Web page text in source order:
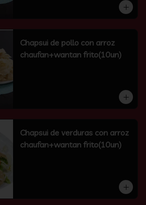
Chapsui de pollo con arroz
chaufan+wantan frito(10un)
Chapsui de verduras con arroz
chaufan+wantan frito(10un)